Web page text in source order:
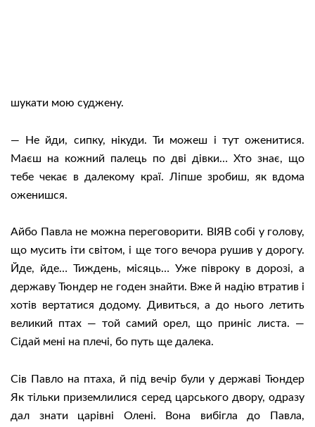
шукати мою суджену.
— Не йди, сипку, нікуди. Ти можеш і тут оженитися.
Маєш на кожний палець по дві дівки… Хто знає, що
тебе чекає в далекому краї. Ліпше зробиш, як вдома
оженишся.
Айбо Павла не можна переговорити. ВІЯВ собі у голову,
що мусить іти світом, і ще того вечора рушив у дорогу.
Йде, йде… Тиждень, місяць… Уже півроку в дорозі, а
державу Тюндер не годен знайти. Вже й надію втратив і
хотів вертатися додому. Дивиться, а до нього летить
великий птах — той самий орел, що приніс листа. —
Сідай мені на плечі, бо путь ще далека.
Сів Павло на птаха, й під вечір були у державі Тюндер
Як тільки приземлилися серед царського двору, одразу
дал знати царівні Олені. Вона вибігла до Павла,